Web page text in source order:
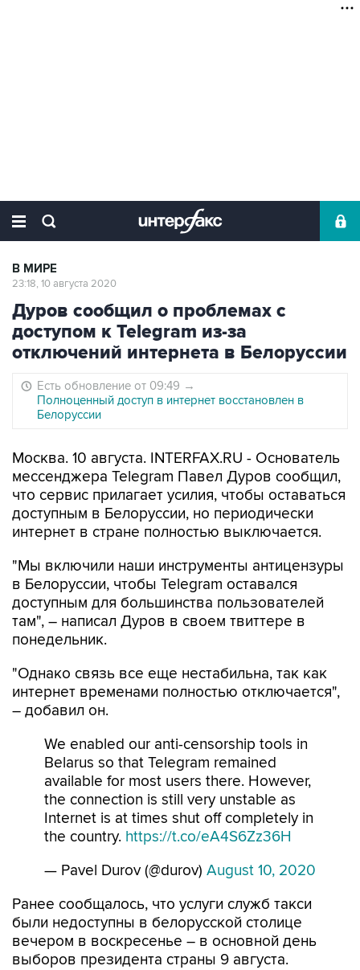
В МИРЕ
23:18, 10 августа 2020
Дуров сообщил о проблемах с
доступом к Telegram из-за
отключений интернета в Белоруссии
Есть обновление от 09:49 →
Полноценный доступ в интернет восстановлен в
Белоруссии
Москва. 10 августа. INTERFAX.RU - Основатель
мессенджера Telegram Павел Дуров сообщил,
что сервис прилагает усилия, чтобы оставаться
доступным в Белоруссии, но периодически
интернет в стране полностью выключается.
"Мы включили наши инструменты антицензуры
в Белоруссии, чтобы Telegram оставался
доступным для большинства пользователей
там", – написал Дуров в своем твиттере в
понедельник.
"Однако связь все еще нестабильна, так как
интернет временами полностью отключается",
– добавил он.
We enabled our anti-censorship tools in
Belarus so that Telegram remained
available for most users there. However,
the connection is still very unstable as
Internet is at times shut off completely in
the country. https://t.co/eA4S6Zz36H
— Pavel Durov (@durov) August 10, 2020
Ранее сообщалось, что услуги служб такси
были недоступны в белорусской столице
вечером в воскресенье – в основной день
выборов президента страны 9 августа.